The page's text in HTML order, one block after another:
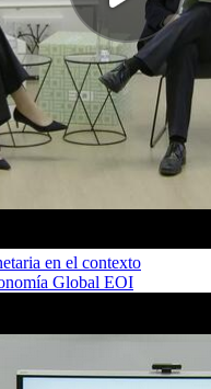
en el contexto
Global EOI